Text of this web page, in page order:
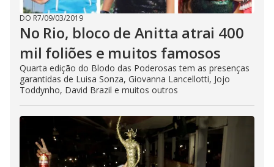
DO R7/09/03/2019
No Rio, bloco de Anitta atrai 400
mil foliões e muitos famosos
Quarta edição do Blodo das Poderosas tem as presenças
garantidas de Luisa Sonza, Giovanna Lancellotti, Jojo
Toddynho, David Brazil e muitos outros